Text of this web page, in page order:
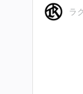
ラ